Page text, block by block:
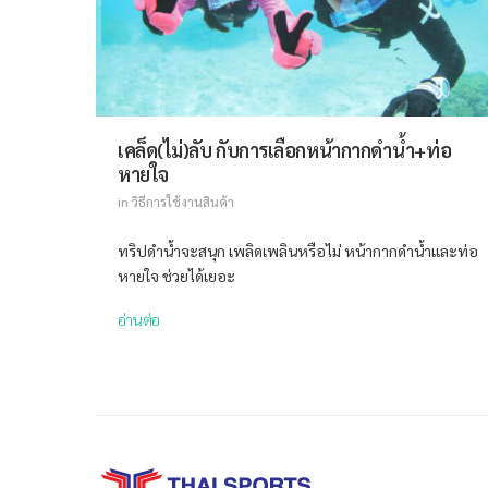
เคล็ด(ไม่)ลับ กับการเลือกหน้ากากดำน้ำ+ท่อ
หายใจ
in วิธีการใช้งานสินค้า
ทริปดำน้ำจะสนุก เพลิดเพลินหรือไม่ หน้ากากดำน้ำและท่อ
หายใจ ช่วยได้เยอะ
อ่านต่อ